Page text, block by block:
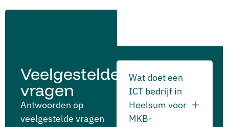
Veelgestelde
vragen
Antwoorden op
veelgestelde vragen
Wat doet een
ICT bedrijf in
Heelsum voor
MKB-